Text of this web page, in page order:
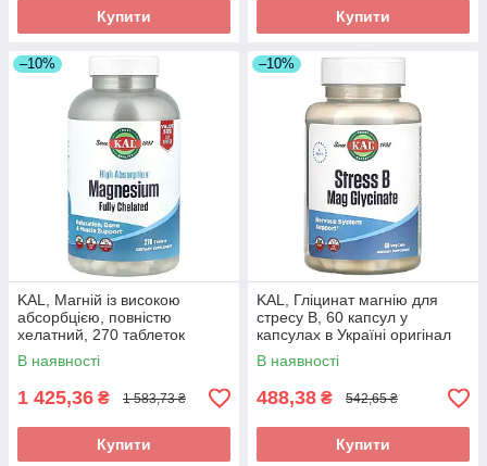
Купити Купити
–10%
KAL, Магній із високою
абсорбцією, повністю
хелатний, 270 таблеток
оригінал
В наявності
1 425,36 ₴ 1 583,73 ₴
Купити
–10%
KAL, Гліцинат магнію для
стресу B, 60 капсул у
капсулах в Україні оригінал
В наявності
488,38 ₴ 542,65 ₴
Купити